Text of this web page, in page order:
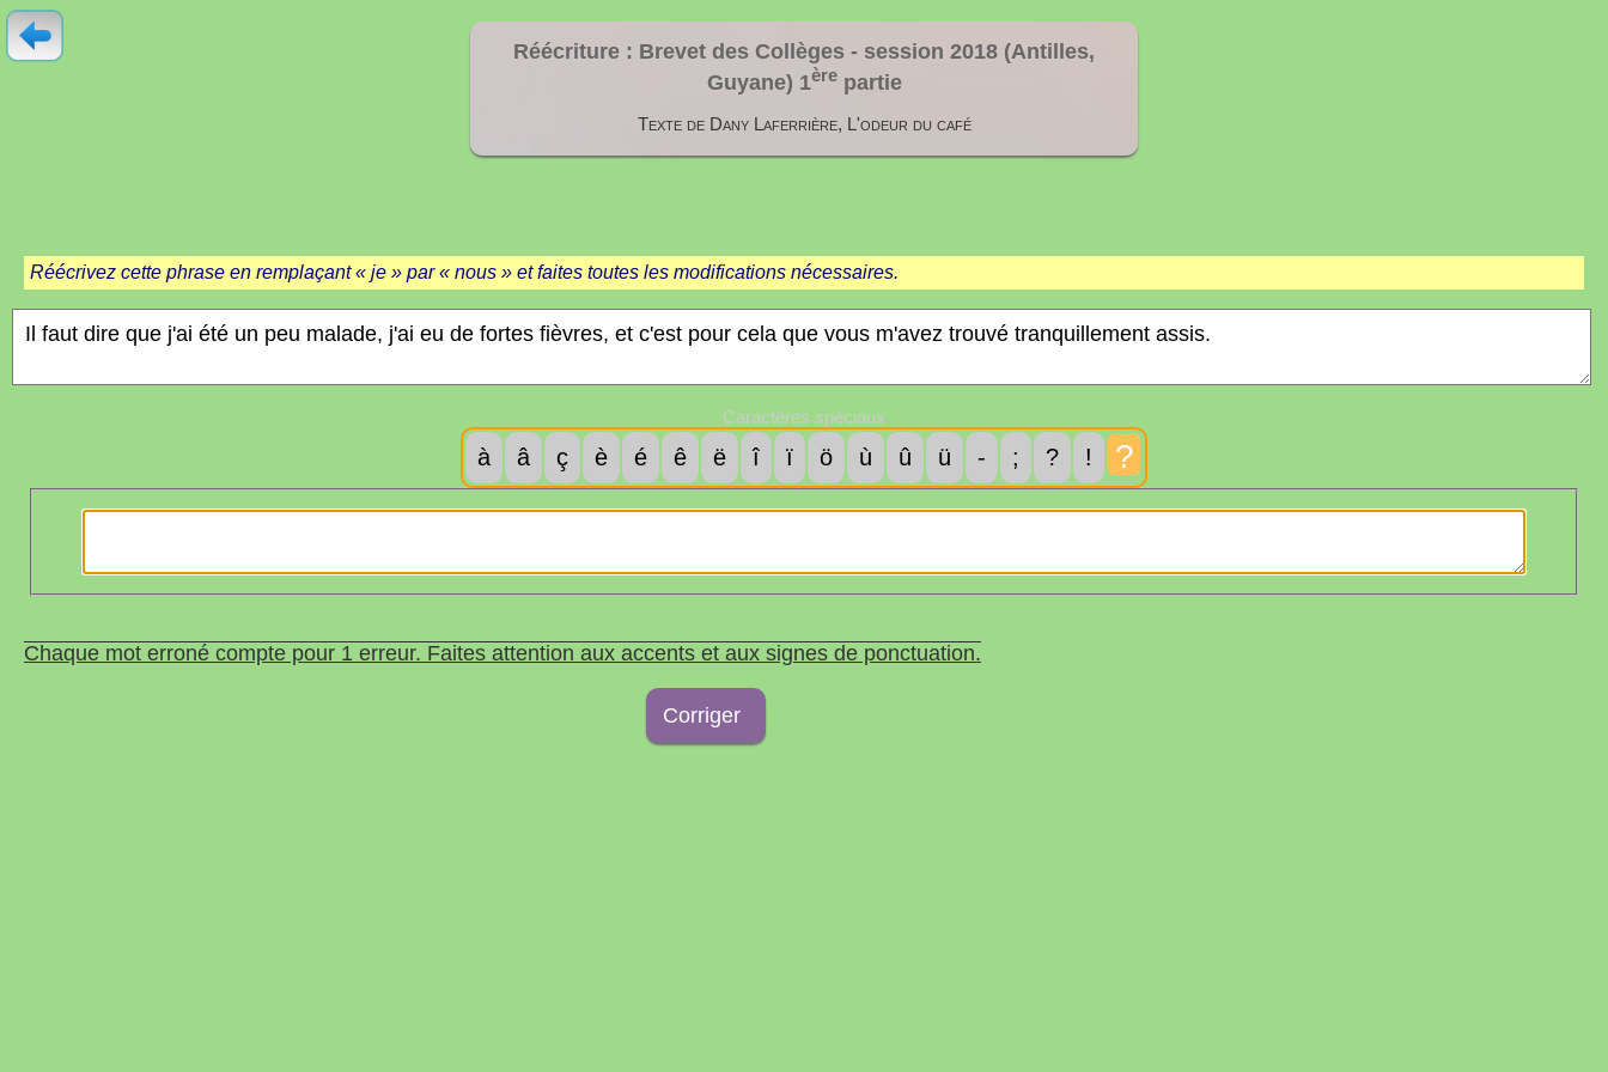
Réécriture : Brevet des Collèges - session 2018 (Antilles,
Guyane) 1èrepartie
Texte de Dany Laferrière, L'odeur du café
Réécrivez cette phrase en remplaçant « je » par « nous » et faites toutes les modifications nécessaires.
Caractères spéciaux
à â ç è é ê ë î ï ö ù û ü - ; ? ! ?
Chaque mot erroné compte pour 1 erreur. Faites attention aux accents et aux signes de ponctuation.